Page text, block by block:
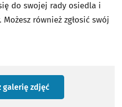
do swojej rady osiedla i
również zgłosić swój
galerię zdjęć